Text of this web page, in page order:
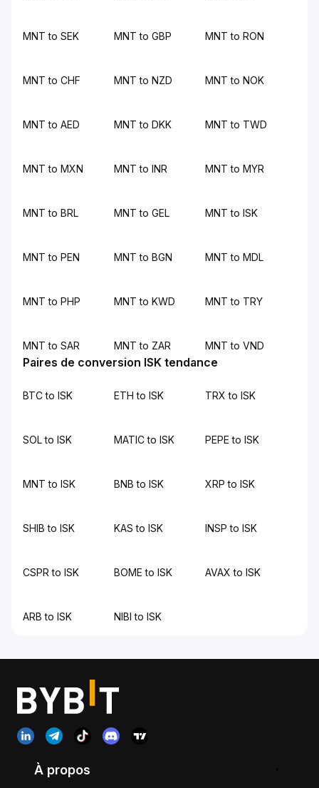
MNT to SEK MNT to GBP MNT to RON
MNT to CHF MNT to NZD MNT to NOK
MNT to AED MNT to DKK MNT to TWD
MNT to MXN MNT to INR MNT to MYR
MNT to BRL MNT to GEL MNT to ISK
MNT to PEN MNT to BGN MNT to MDL
MNT to PHP MNT to KWD MNT to TRY
MNT to SAR MNT to ZAR MNT to VND
Paires de conversion ISK tendance
BTC to ISK ETH to ISK TRX to ISK
SOL to ISK MATIC to ISK PEPE to ISK
MNT to ISK BNB to ISK XRP to ISK
SHIB to ISK KAS to ISK INSP to ISK
CSPR to ISK BOME to ISK AVAX to ISK
ARB to ISK NIBI to ISK
À propos